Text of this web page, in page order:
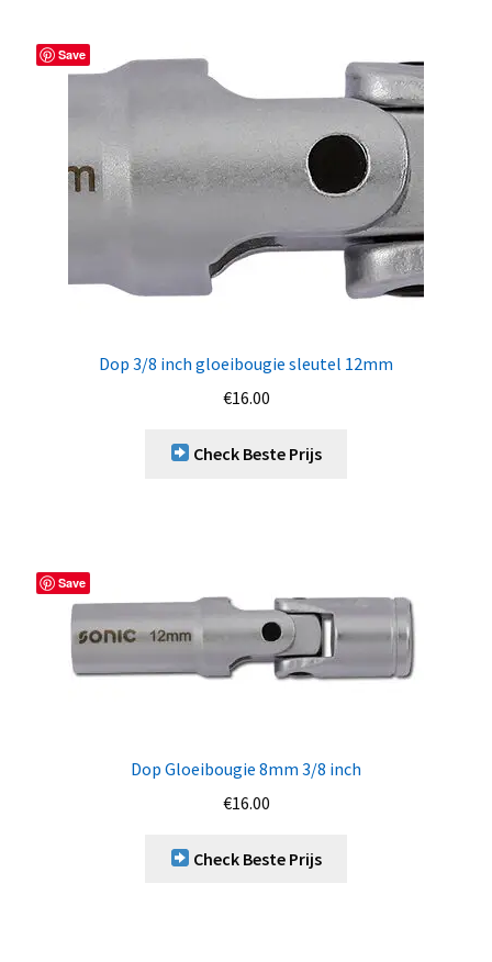
Save
Dop 3/8 inch gloeibougie sleutel 12mm
€16.00
Check Beste Prijs
Save
Dop Gloeibougie 8mm 3/8 inch
€16.00
Check Beste Prijs